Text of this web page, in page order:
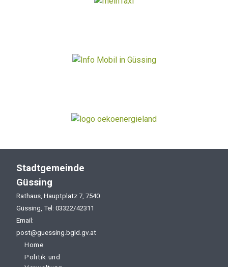
Stadtgemeinde
Güssing
Rathaus, Hauptplatz 7, 7540
Güssing, Tel: 03322/42311
Email:
post@guessing.bgld.gv.at
Home
Politik und